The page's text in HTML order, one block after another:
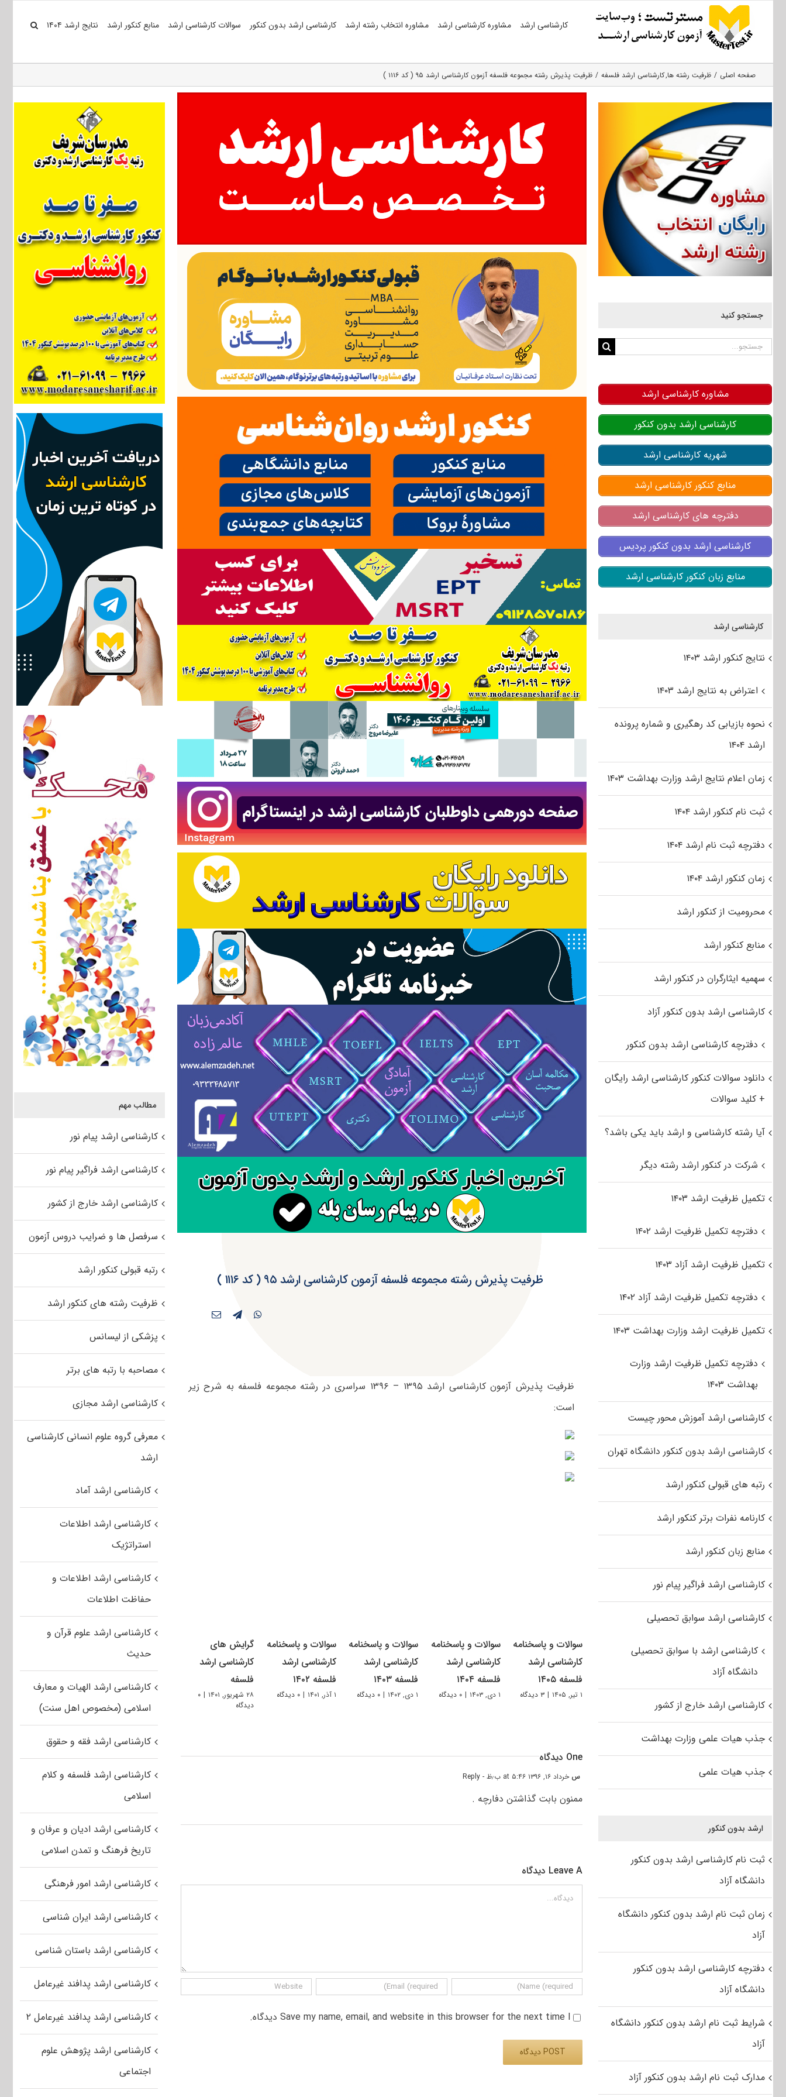
کارشناسی ارشد مشاوره کارشناسی ارشد مشاوره انتخاب رشته ارشد کارشناسی ارشد بدون کنکور سوالات کارشناسی ارشد منابع کنکور ارشد نتایج ارشد ۱۴۰۴
صفحه اصلی ظرفیت رشته ها کارشناسی ارشد فلسفه ظرفیت پذیرش رشته مجموعه فلسفه آزمون کارشناسی ارشد ۹۵ ( کد ۱۱۱۶ )
ظرفیت پذیرش رشته مجموعه فلسفه آزمون کارشناسی ارشد ۹۵ ( کد ۱۱۱۶ )
ظرفیت پذیرش آزمون کارشناسی ارشد ۱۳۹۵ – ۱۳۹۶ سراسری در رشته مجموعه فلسفه به شرح زیر
است:
سوالات و پاسخنامه
کارشناسی ارشد
فلسفه ۱۴۰۵
۱ تیر, ۱۴۰۵ | ۳ دیدگاه
سوالات و پاسخنامه
کارشناسی ارشد
فلسفه ۱۴۰۴
۱ دی, ۱۴۰۳ | ۰ دیدگاه
سوالات و پاسخنامه
کارشناسی ارشد
فلسفه ۱۴۰۳
۱ دی, ۱۴۰۲ | ۰ دیدگاه
سوالات و پاسخنامه
کارشناسی ارشد
فلسفه ۱۴۰۲
۱ آذر, ۱۴۰۱ | ۰ دیدگاه
گرایش های
کارشناسی ارشد
فلسفه
۲۸ شهریور, ۱۴۰۱ | ۰
دیدگاه
One دیدگاه
س خرداد ۱۶, ۱۳۹۶ at ۵:۴۶ ب٫ظ - Reply
ممنون بابت گذاشتن دفارچه .
Leave A دیدگاه
دیدگاه
Save my name, email, and website in this browser for the next time I دیدگاه.
مطالب مهم
کارشناسی ارشد پیام نور
کارشناسی ارشد فراگیر پیام نور
کارشناسی ارشد خارج از کشور
سرفصل ها و ضرایب دروس آزمون
رتبه قبولی کنکور ارشد
ظرفیت رشته های کنکور ارشد
پزشکی از لیسانس
مصاحبه با رتبه های برتر
کارشناسی ارشد مجازی
معرفی گروه علوم انسانی کارشناسی
ارشد
کارشناسی ارشد آماد
کارشناسی ارشد اطلاعات
استراتژیک
کارشناسی ارشد اطلاعات و
حفاظت اطلاعات
کارشناسی ارشد علوم قرآن و
حدیث
کارشناسی ارشد الهیات و معارف
اسلامی (مخصوص اهل سنت)
کارشناسی ارشد فقه و حقوق
کارشناسی ارشد فلسفه و کلام
اسلامی
کارشناسی ارشد ادیان و عرفان و
تاریخ فرهنگ و تمدن اسلامی
کارشناسی ارشد امور فرهنگی
کارشناسی ارشد ایران شناسی
کارشناسی ارشد باستان شناسی
کارشناسی ارشد پدافند غیرعامل
کارشناسی ارشد پدافند غیرعامل ۲
کارشناسی ارشد پژوهش علوم
اجتماعی
جستجو کنید
جستجو
مشاوره کارشناسی ارشد
کارشناسی ارشد بدون کنکور
شهریه کارشناسی ارشد
منابع کنکور کارشناسی ارشد
دفترچه های کارشناسی ارشد
کارشناسی ارشد بدون کنکور پردیس
منابع زبان کنکور کارشناسی ارشد
کارشناسی ارشد
نتایج کنکور ارشد ۱۴۰۳
اعتراض به نتایج ارشد ۱۴۰۳
نحوه بازیابی کد رهگیری و شماره پرونده
ارشد ۱۴۰۴
زمان اعلام نتایج ارشد وزارت بهداشت ۱۴۰۳
ثبت نام کنکور ارشد ۱۴۰۴
دفترچه ثبت نام ارشد ۱۴۰۴
زمان کنکور ارشد ۱۴۰۴
محرومیت از کنکور ارشد
منابع کنکور ارشد
سهمیه ایثارگران در کنکور ارشد
کارشناسی ارشد بدون کنکور آزاد
دفترچه کارشناسی ارشد بدون کنکور
دانلود سوالات کنکور کارشناسی ارشد رایگان
+ کلید سوالات
آیا رشته کارشناسی و ارشد باید یکی باشد؟
شرکت در کنکور ارشد رشته دیگر
تکمیل ظرفیت ارشد ۱۴۰۳
دفترچه تکمیل ظرفیت ارشد ۱۴۰۲
تکمیل ظرفیت ارشد آزاد ۱۴۰۳
دفترچه تکمیل ظرفیت ارشد آزاد ۱۴۰۲
تکمیل ظرفیت ارشد وزارت بهداشت ۱۴۰۳
دفترچه تکمیل ظرفیت ارشد وزارت
بهداشت ۱۴۰۳
کارشناسی ارشد آموزش محور چیست
کارشناسی ارشد بدون کنکور دانشگاه تهران
رتبه های قبولی کنکور ارشد
کارنامه نفرات برتر کنکور ارشد
منابع زبان کنکور ارشد
کارشناسی ارشد فراگیر پیام نور
کارشناسی ارشد سوابق تحصیلی
کارشناسی ارشد با سوابق تحصیلی
دانشگاه آزاد
کارشناسی ارشد خارج از کشور
جذب هیات علمی وزارت بهداشت
جذب هیات علمی
ارشد بدون کنکور
ثبت نام کارشناسی ارشد بدون کنکور
دانشگاه آزاد
زمان ثبت نام ارشد بدون کنکور دانشگاه
آزاد
دفترچه کارشناسی ارشد بدون کنکور
دانشگاه آزاد
شرایط ثبت نام ارشد بدون کنکور دانشگاه
آزاد
مدارک ثبت نام ارشد بدون کنکور آزاد